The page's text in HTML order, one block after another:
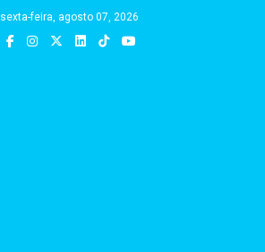
sexta-feira, agosto 07, 2026